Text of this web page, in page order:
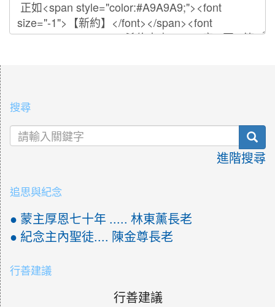
搜尋
進階搜尋
追思與紀念
● 蒙主厚恩七十年 ..... 林東薰長老
● 紀念主內聖徒.... 陳金尊長老
行善建議
行善建議